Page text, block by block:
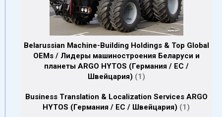
Belarussian Machine-Building Holdings & Top Global
OEMs / Лидеры машиностроения Беларуси и
планеты ARGO HYTOS (Германия / EC /
Швейцария)
1
Business Translation & Localization Services ARGO
HYTOS (Германия / EC / Швейцария)
1